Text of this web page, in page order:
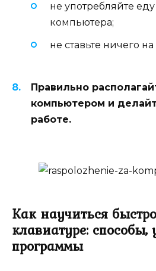
не употребляйте
компьютера;
не ставьте ничего
Правильно
компьютером и
работе.
Как научиться
клавиатуре: способы,
программы